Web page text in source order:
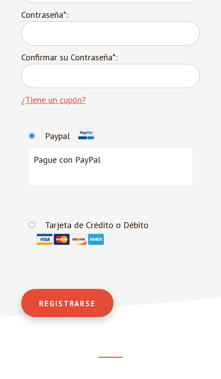
Contraseña*:
Confirmar su Contraseña*:
¿Tiene un cupón?
Paypal
Pague con PayPal
Tarjeta de Crédito o Débito
No val